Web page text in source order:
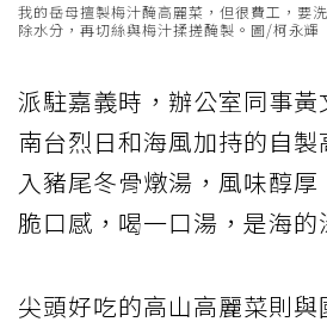
我的岳母擅製梅汁醃高麗菜，但很費工，要
除水分，再切絲與梅汁揉搓醃製。圖/柯永輝
派駐嘉義時，辦公室同事
南台烈日和海風加持的自
入豬尾冬骨燉湯，風味醇
脆口感，喝一口湯，是海的
尖頭好吃的高山高麗菜則